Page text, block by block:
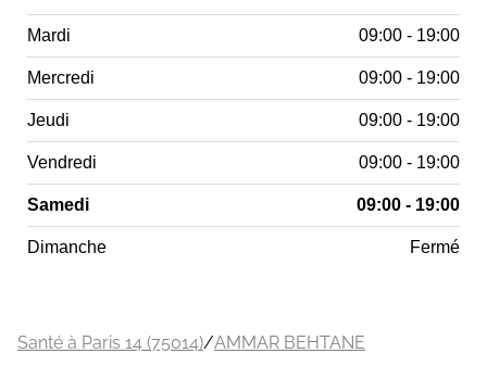
Mardi 09:00 - 19:00
Mercredi 09:00 - 19:00
Jeudi 09:00 - 19:00
Vendredi 09:00 - 19:00
Samedi 09:00 - 19:00
Dimanche Fermé
Santé à Paris 14 (75014)/AMMAR BEHTANE